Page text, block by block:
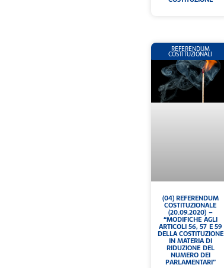
REFERENDUM
COSTITUZIONALI
(04) REFERENDUM
COSTITUZIONALE
(20.09.2020) –
“MODIFICHE AGLI
ARTICOLI 56, 57 E 59
DELLA COSTITUZIONE
IN MATERIA DI
RIDUZIONE DEL
NUMERO DEI
PARLAMENTARI”